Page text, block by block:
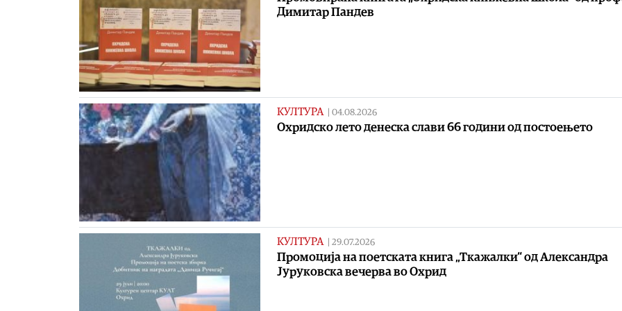
Димитар Пандев
КУЛТУРА 04.08.2026
Охридско лето денеска слави 66 години од постоењето
КУЛТУРА 29.07.2026
Промоција на поетската книга „Ткажалки“ од Александра
Јуруковска вечерва во Охрид